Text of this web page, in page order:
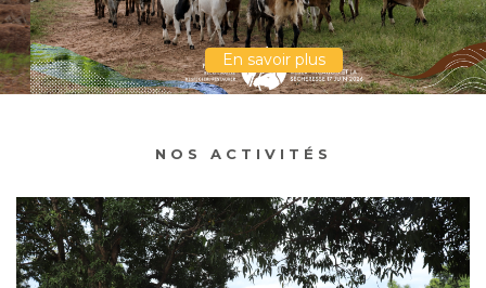
En savoir plus
NOS ACTIVITÉS